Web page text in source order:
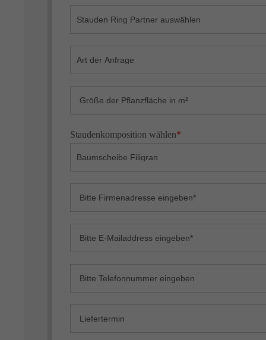
Staudenkomposition wählen*